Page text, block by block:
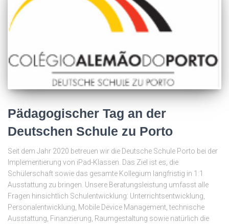
Pädagogischer Tag an der
Deutschen Schule zu Porto
Seit dem Jahr 2020 betreuen wir die Deutsche Schule Porto bei der
Implementierung von iPad-Klassen. Das Ziel ist es, die
Schülerschaft sowie das gesamte Kollegium langfristig in 1:1
Ausstattung zu bringen. Unsere Beratungsleistung umfasst alle
Fragen hinsichtlich Schulentwicklung: Unterrichtsentwicklung,
Personalentwicklung, Mobile Device Management, technische
Ausstattung, Finanzierung, Raumgestaltung sowie natürlich die